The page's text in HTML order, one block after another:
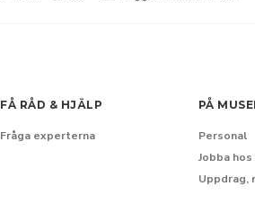
FÅ RÅD & HJÄLP
Fråga experterna
PÅ
Personal
Jobba hos
Uppdrag,